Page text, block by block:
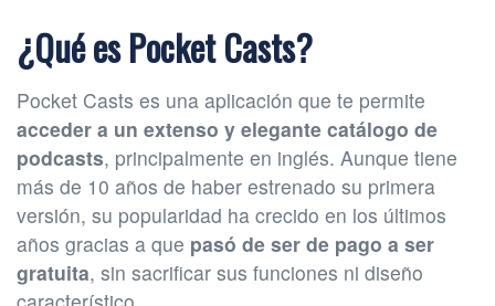
¿Qué es Pocket Casts?
Pocket Casts es una aplicación que te permite
acceder a un extenso y elegante catálogo de
podcasts, principalmente en inglés. Aunque tiene
más de 10 años de haber estrenado su primera
versión, su popularidad ha crecido en los últimos
años gracias a que pasó de ser de pago a ser
gratuita, sin sacrificar sus funciones ni diseño